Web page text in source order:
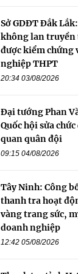
Sở GDĐT Đắk
không lan truyền
được kiểm chứng
nghiệp THPT
20:34 03/08/2026
Đại tướng Phan
Quốc hội sửa
quan quân đội
09:15 04/08/2026
Tây Ninh: Công
thanh tra hoạt
vàng trang sức,
doanh nghiệp
12:42 05/08/2026